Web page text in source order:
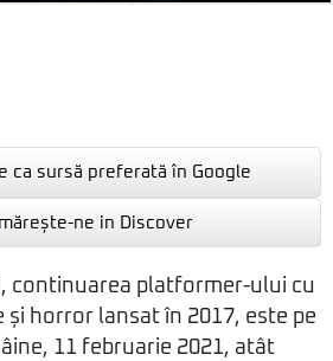
ca sursă preferată în Google
ne in Discover
continuarea platformer-ului cu
și horror lansat în 2017, este pe
11 februarie 2021, atât